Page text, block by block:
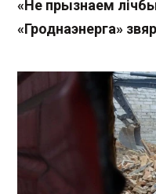
«Не прызнаем
«Гроднаэнерга»